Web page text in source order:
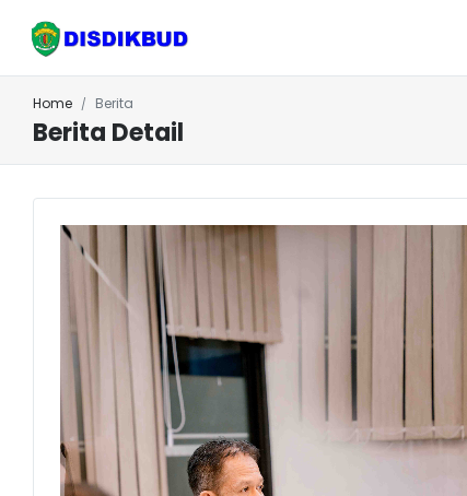
Home Berita
Berita Detail